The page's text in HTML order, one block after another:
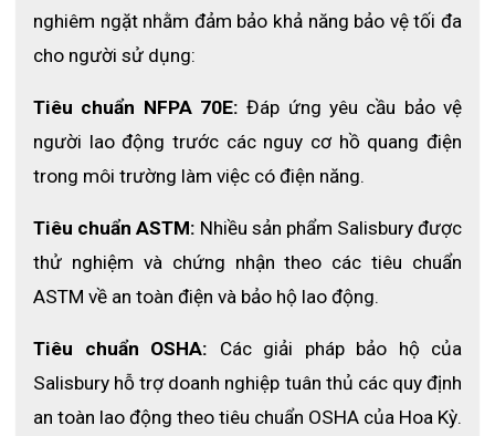
nghiêm ngặt nhằm đảm bảo khả năng bảo vệ tối đa
cho người sử dụng:
Tiêu chuẩn NFPA 70E: Đáp ứng yêu cầu bảo vệ
người lao động trước các nguy cơ hồ quang điện
trong môi trường làm việc có điện năng.
Tiêu chuẩn ASTM: Nhiều sản phẩm Salisbury được
thử nghiệm và chứng nhận theo các tiêu chuẩn
ASTM về an toàn điện và bảo hộ lao động.
Tiêu chuẩn OSHA: Các giải pháp bảo hộ của
Salisbury hỗ trợ doanh nghiệp tuân thủ các quy định
an toàn lao động theo tiêu chuẩn OSHA của Hoa Kỳ.